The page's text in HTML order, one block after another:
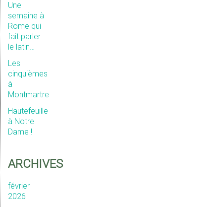
Une
semaine à
Rome qui
fait parler
le latin…
Les
cinquièmes
à
Montmartre
Hautefeuille
à Notre
Dame !
ARCHIVES
février
2026